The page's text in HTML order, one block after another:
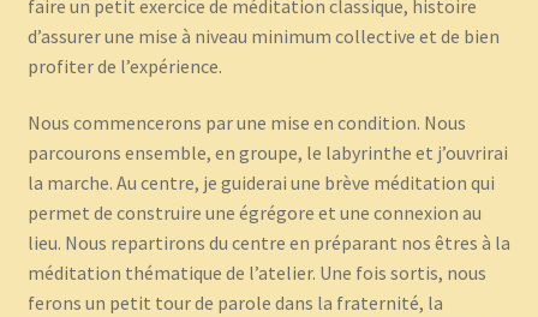
faire un petit exercice de méditation classique, histoire
d’assurer une mise à niveau minimum collective et de bien
profiter de l’expérience.
Nous commencerons par une mise en condition. Nous
parcourons ensemble, en groupe, le labyrinthe et j’ouvrirai
la marche. Au centre, je guiderai une brève méditation qui
permet de construire une égrégore et une connexion au
lieu. Nous repartirons du centre en préparant nos êtres à la
méditation thématique de l’atelier. Une fois sortis, nous
ferons un petit tour de parole dans la fraternité, la